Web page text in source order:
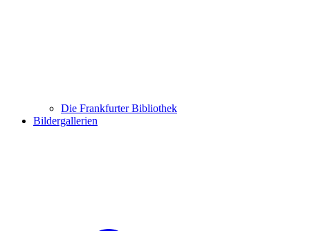
Die Frankfurter Bibliothek
Bildergallerien